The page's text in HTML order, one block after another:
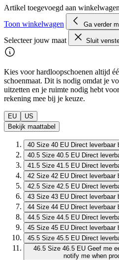
Artikel toegevoegd aan winkelwagen
Toon winkelwagen Ga verder
Selecteer jouw maat Sluit
Kies voor hardloopschoenen altijd
schoenmaat. Dit is nodig omdat je
uitzetten en je ruimte nodig hebt
rekening mee bij je keuze.
EU
US
Bekijk maattabel
40 Size 40 EU Direct leverbaar
40.5 Size 40.5 EU Direct
41.5 Size 41.5 EU Direct
42 Size 42 EU Direct leverbaar
42.5 Size 42.5 EU Direct
43 Size 43 EU Direct leverbaar
44 Size 44 EU Direct leverbaar
44.5 Size 44.5 EU Direct
45 Size 45 EU Direct leverbaar
45.5 Size 45.5 EU Direct
46.5 Size 46.5 EU Geef me
notify me when